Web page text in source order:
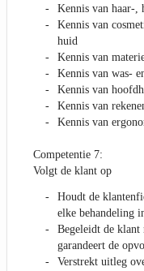
Kennis van haar-,
Kennis van
huid
Kennis van
Kennis van was-
Kennis van
Kennis van
Kennis van
Competentie 7:
Volgt de klant op
Houdt de
elke behandeling
Begeleidt de klant
garandeert de
Verstrekt uitleg